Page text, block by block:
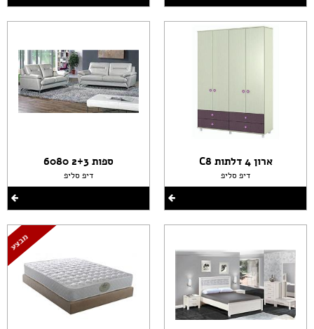
ארון 4 דלתות C8
דיפ סליפ
ספות 2+3 6080
דיפ סליפ